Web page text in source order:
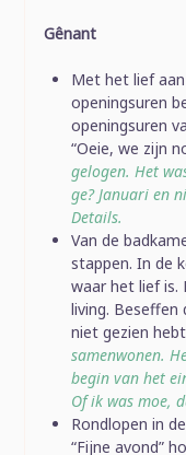
Gênant
Met het lief
openingsuren
openingsuren
“Oeie, we zijn
gelogen. Het
ge? Januari en
Details.
Van de
stappen. In de
waar het lief is.
living. Beseffen
niet gezien
samenwonen.
begin van het
Of ik was moe,
Rondlopen in
“Fijne avond”